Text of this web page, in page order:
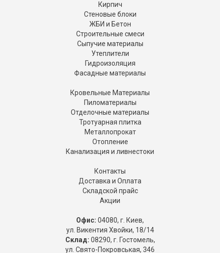
Кирпич
Стеновые блоки
ЖБИ и Бетон
Строительные смеси
Сыпучие материалы
Утеплители
Гидроизоляция
Фасадные материалы
Кровельные Материалы
Пиломатериалы
Отделочные материалы
Тротуарная плитка
Металлопрокат
Отопление
Канализация и ливнестоки
Контакты
Доставка и Оплата
Складской прайс
Акции
Офис: 04080, г. Киев,
ул. Викентия Хвойки, 18/14
Склад: 08290, г. Гостомель,
ул. Свято-Покровськая, 346